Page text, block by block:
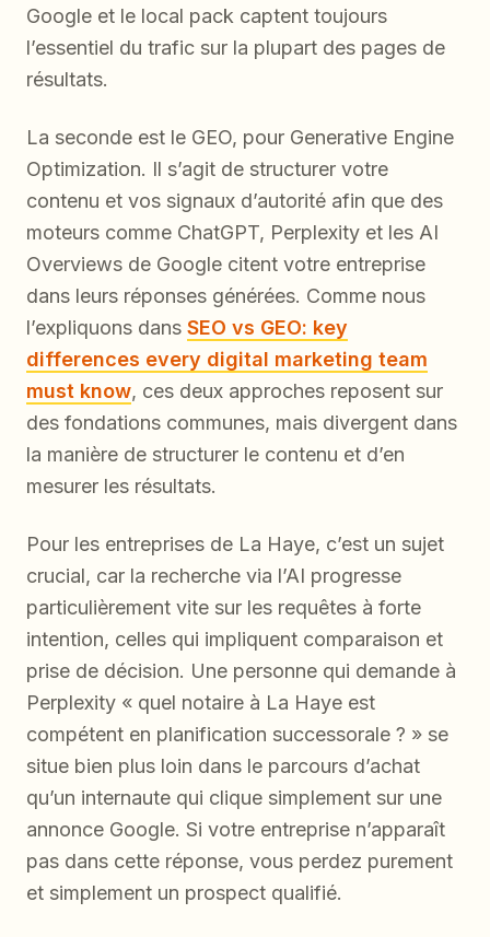
Google et le local pack captent toujours
l’essentiel du trafic sur la plupart des pages de
résultats.
La seconde est le GEO, pour Generative Engine
Optimization. Il s’agit de structurer votre
contenu et vos signaux d’autorité afin que des
moteurs comme ChatGPT, Perplexity et les AI
Overviews de Google citent votre entreprise
dans leurs réponses générées. Comme nous
l’expliquons dans SEO vs GEO: key
differences every digital marketing team
must know, ces deux approches reposent sur
des fondations communes, mais divergent dans
la manière de structurer le contenu et d’en
mesurer les résultats.
Pour les entreprises de La Haye, c’est un sujet
crucial, car la recherche via l’AI progresse
particulièrement vite sur les requêtes à forte
intention, celles qui impliquent comparaison et
prise de décision. Une personne qui demande à
Perplexity « quel notaire à La Haye est
compétent en planification successorale ? » se
situe bien plus loin dans le parcours d’achat
qu’un internaute qui clique simplement sur une
annonce Google. Si votre entreprise n’apparaît
pas dans cette réponse, vous perdez purement
et simplement un prospect qualifié.